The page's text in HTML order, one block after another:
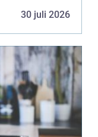
30 juli 2026